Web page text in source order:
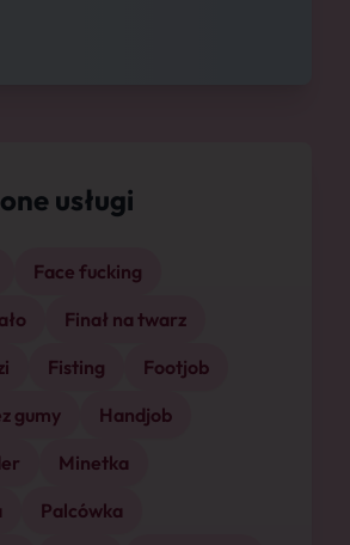
usługi
Face fucking
Finał na twarz
Fisting
Footjob
gumy
Handjob
Minetka
Palcówka